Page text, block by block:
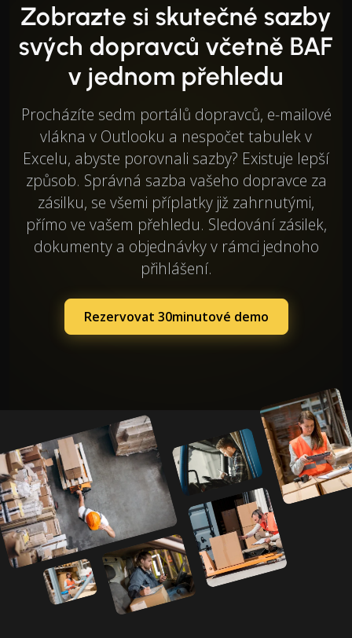
Zobrazte si skutečné sazby
svých dopravců včetně BAF
v jednom přehledu
Procházíte sedm portálů dopravců, e-mailové
vlákna v Outlooku a nespočet tabulek v
Excelu, abyste porovnali sazby? Existuje lepší
způsob. Správná sazba vašeho dopravce za
zásilku, se všemi příplatky již zahrnutými,
přímo ve vašem přehledu. Sledování zásilek,
dokumenty a objednávky v rámci jednoho
přihlášení.
Rezervovat 30minutové demo